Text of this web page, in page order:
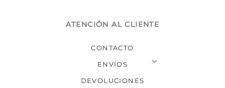
ATENCIÓN AL CLIENTE
CONTACTO
ENVÍOS
DEVOLUCIONES